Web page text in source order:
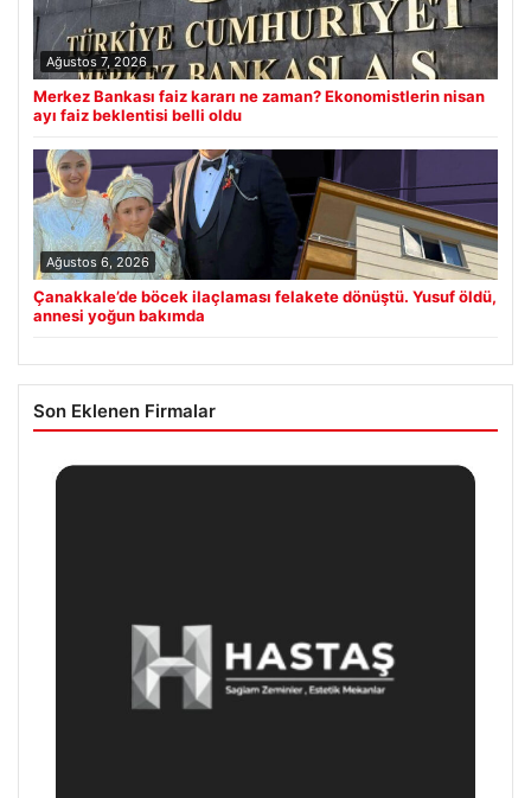
Ağustos 7, 2026
Merkez Bankası faiz kararı ne zaman? Ekonomistlerin nisan
ayı faiz beklentisi belli oldu
Ağustos 6, 2026
Çanakkale’de böcek ilaçlaması felakete dönüştü. Yusuf öldü,
annesi yoğun bakımda
Son Eklenen Firmalar